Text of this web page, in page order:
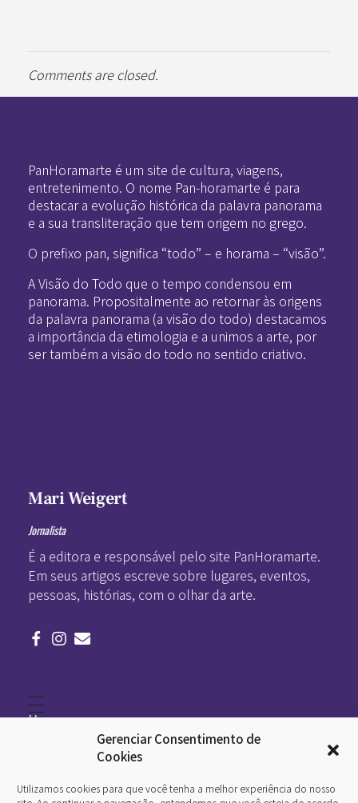
Gerenciar Consentimento de
Cookies
Utilizamos cookies para que você tenha a melhor experiência do nosso
Comments are closed.
PanHoramarte é um site de cultura, viagens,
entretenimento. O nome Pan-horamarte é para
destacar a evolução histórica da palavra panorama
e a sua transliteração que tem origem no grego.
O prefixo pan, significa “todo” – e horama – “visão”.
A Visão do Todo que o tempo condensou em
panorama. Propositalmente ao retornar às origens
da palavra panorama (a visão do todo) destacamos
a importância da etimologia e a unimos a arte, por
ser também a visão do todo no sentido criativo.
Mari Weigert
Jornalista
É a editora e responsável pelo site PanHoramarte.
Em seus artigos escreve sobre lugares, eventos,
pessoas, histórias, com o olhar da arte.
Home
Arte